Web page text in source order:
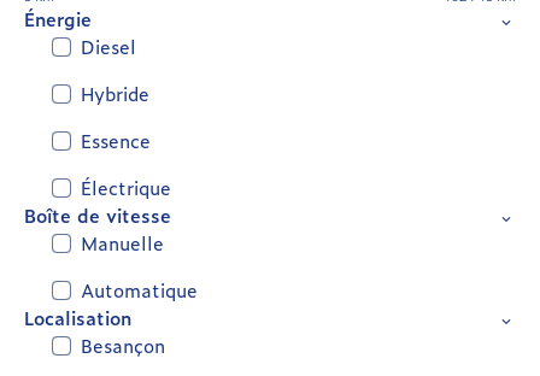
Énergie
Diesel
Hybride
Essence
Électrique
Boîte de vitesse
Manuelle
Automatique
Localisation
Besançon